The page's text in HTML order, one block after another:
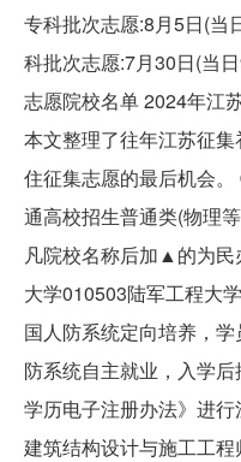
专科批次志愿:8月5日(当
科批次志愿:7月30日(当
志愿院校名单 2024年江
本文整理了往年江苏征
住征集志愿的最后机会
通高校招生普通类(物理
凡院校名称后加▲的为民
大学010503陆军工程大
国人防系统定向培养，
防系统自主就业，入学
学历电子注册办法》进
建筑结构设计与施工工